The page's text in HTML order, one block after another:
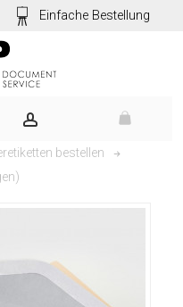
Einfache Bestellung
bestellen